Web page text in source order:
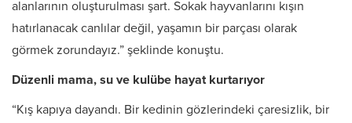
alanlarının oluşturulması şart. Sokak hayvanlarını kışın
hatırlanacak canlılar değil, yaşamın bir parçası olarak
görmek zorundayız.” şeklinde konuştu.
Düzenli mama, su ve kulübe hayat kurtarıyor
“Kış kapıya dayandı. Bir kedinin gözlerindeki çaresizlik, bir